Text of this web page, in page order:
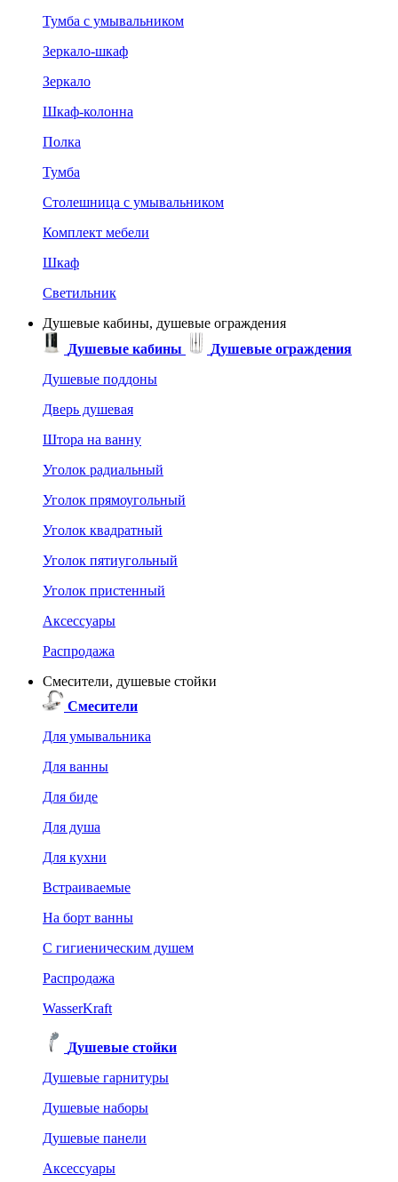
Тумба с умывальником
Зеркало-шкаф
Зеркало
Шкаф-колонна
Полка
Тумба
Столешница с умывальником
Комплект мебели
Шкаф
Светильник
Душевые кабины, душевые ограждения
Душевые кабины
Душевые ограждения
Душевые поддоны
Дверь душевая
Штора на ванну
Уголок радиальный
Уголок прямоугольный
Уголок квадратный
Уголок пятиугольный
Уголок пристенный
Аксессуары
Распродажа
Смесители, душевые стойки
Смесители
Для умывальника
Для ванны
Для биде
Для душа
Для кухни
Встраиваемые
На борт ванны
C гигиеническим душем
Распродажа
WasserKraft
Душевые стойки
Душевые гарнитуры
Душевые наборы
Душевые панели
Аксессуары